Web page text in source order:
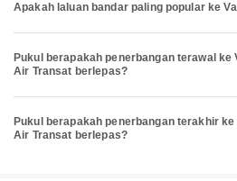
Apakah laluan bandar paling popular ke
Pukul berapakah penerbangan terawal ke
Air Transat berlepas?
Pukul berapakah penerbangan terakhir
Air Transat berlepas?